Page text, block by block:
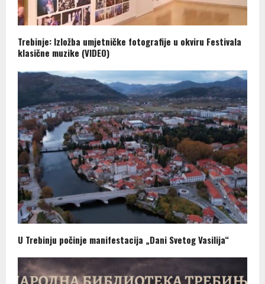
Trebinje: Izložba umjetničke fotografije u okviru Festivala
klasične muzike (VIDEO)
U Trebinju počinje manifestacija „Dani Svetog Vasilija“